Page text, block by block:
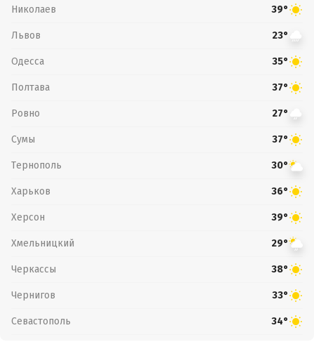
Николаев 39°
Львов 23°
Одесса 35°
Полтава 37°
Ровно 27°
Сумы 37°
Тернополь 30°
Харьков 36°
Херсон 39°
Хмельницкий 29°
Черкассы 38°
Чернигов 33°
Севастополь 34°